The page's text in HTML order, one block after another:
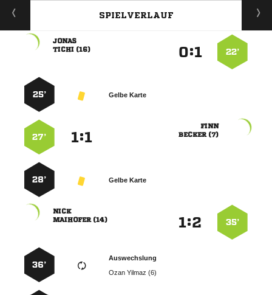
SPIELVERLAUF
22’
:

 
Gelbe Karte
25’

 
:
27’
Gelbe Karte
28’
35’
:

 
Auswechslung
  
36’